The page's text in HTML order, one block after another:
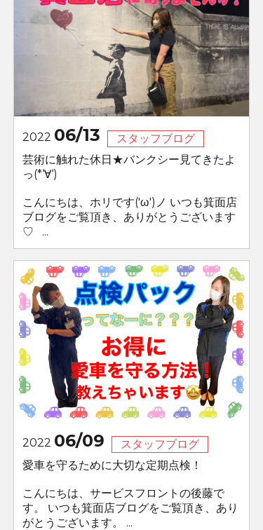
2022 06/13
スタッフブログ
芸術に触れた休日★バンクシー見てきたよ
っ(*‘∀‘)
こんにちは、ホリです('ω')ノ いつも箕面店
ブログをご覧頂き、ありがとうございます
♡ ...
2022 06/09
スタッフブログ
愛車を守るために大切な定期点検！
こんにちは、サービスフロントの後藤で
す。 いつも箕面店ブログをご覧頂き、あり
がとうございます。 ...